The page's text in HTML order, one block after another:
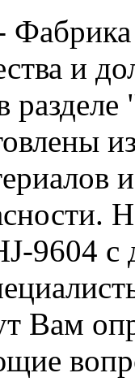
и
9604
Вам